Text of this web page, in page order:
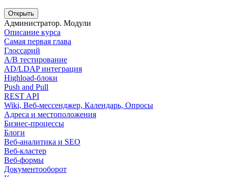
Открыть
Администратор. Модули
Описание курса
Самая первая глава
Глоссарий
A/B тестирование
AD/LDAP интеграция
Highload-блоки
Push and Pull
REST API
Wiki, Веб-мессенджер, Календарь, Опросы
Адреса и местоположения
Бизнес-процессы
Блоги
Веб-аналитика и SEO
Веб-кластер
Веб-формы
Документооборот